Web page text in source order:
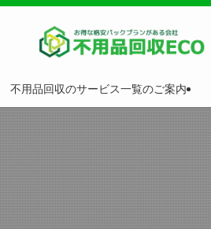
不用品回収のサービス一覧のご案内